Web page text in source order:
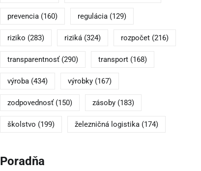
prevencia(160) regulácia(129)
riziko (283) riziká(324) rozpočet(216)
transparentnosť(290) transport(168)
výroba(434) výrobky(167)
zodpovednosť(150) zásoby(183)
školstvo (199) železničná logistika(174)
Poradňa